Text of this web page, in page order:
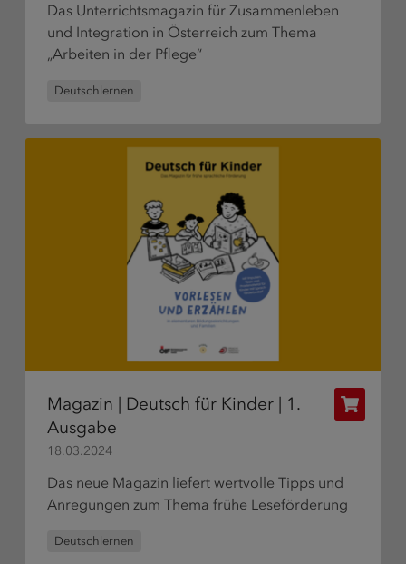
Das Unterrichtsmagazin für Zusammenleben
und Integration in Österreich zum Thema
„Arbeiten in der Pflege“
Deutschlernen
Magazin | Deutsch für Kinder | 1.
Ausgabe
18.03.2024
Das neue Magazin liefert wertvolle Tipps und
Anregungen zum Thema frühe Leseförderung
Deutschlernen